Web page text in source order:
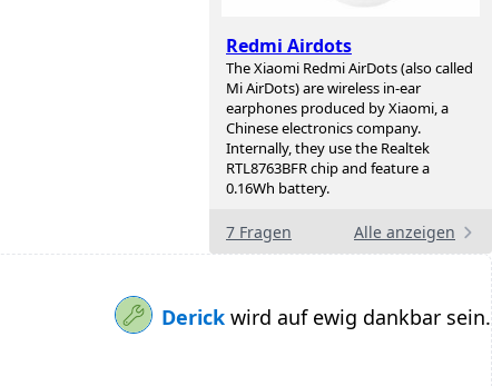
Redmi Airdots
The Xiaomi Redmi AirDots (also called
Mi AirDots) are wireless in-ear
earphones produced by Xiaomi, a
Chinese electronics company.
Internally, they use the Realtek
RTL8763BFR chip and feature a
0.16Wh battery.
7 Fragen Alle anzeigen
Derick wird auf ewig dankbar sein.